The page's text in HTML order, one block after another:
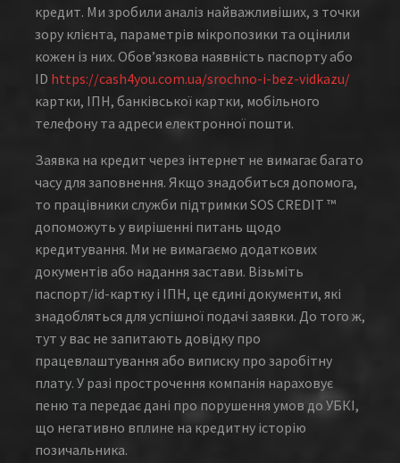
кредит. Ми зробили аналіз найважливіших, з точки
зору клієнта, параметрів мікропозики та оцінили
кожен із них. Обов’язкова наявність паспорту або
ID https://cash4you.com.ua/srochno-i-bez-vidkazu/
картки, ІПН, банківської картки, мобільного
телефону та адреси електронної пошти.
Заявка на кредит через інтернет не вимагає багато
часу для заповнення. Якщо знадобиться допомога,
то працівники служби підтримки SOS CREDIT ™
допоможуть у вирішенні питань щодо
кредитування. Ми не вимагаємо додаткових
документів або надання застави. Візьміть
паспорт/id-картку і ІПН, це єдині документи, які
знадобляться для успішної подачі заявки. До того ж,
тут у вас не запитають довідку про
працевлаштування або виписку про заробітну
плату. У разі прострочення компанія нараховує
пеню та передає дані про порушення умов до УБКІ,
що негативно вплине на кредитну історію
позичальника.